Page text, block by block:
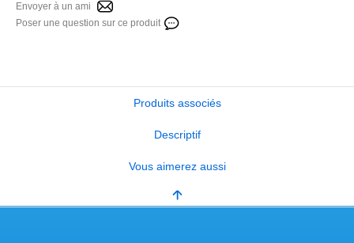
Envoyer à un ami
Poser une question sur ce produit
Produits associés
Descriptif
Vous aimerez aussi